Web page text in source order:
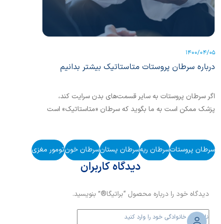
1400/04/05
درباره سرطان پروستات متاستاتیک بیشتر بدانیم
اگر سرطان پروستات به سایر قسمت‌های بدن سرایت کند،
پزشک ممکن است به ما بگوید که سرطان «متاستاتیک» است
سرطان پروستاتسرطان ریهسرطان پستانسرطان خونتومور مغزی
دیدگاه کاربران
دیدگاه خود را درباره محصول “براتیگا®” بنویسید.